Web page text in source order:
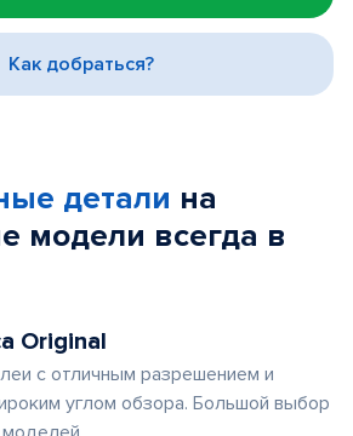
Как добраться?
детали на
модели всегда в
Original
с отличным разрешением и
углом обзора. Большой выбор